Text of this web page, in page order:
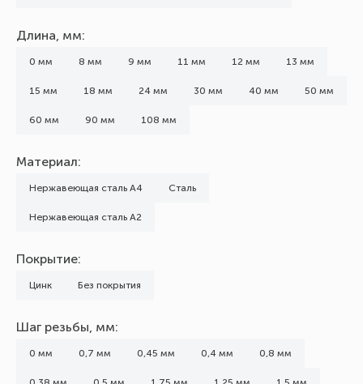
Длина, мм:
0 мм 8 мм 9 мм 11 мм 12 мм 13 мм
15 мм 18 мм 24 мм 30 мм 40 мм 50 мм
60 мм 90 мм 108 мм
Материал:
Нержавеющая сталь А4 Сталь
Нержавеющая сталь А2
Покрытие:
Цинк Без покрытия
Шаг резьбы, мм:
0 мм 0,7 мм 0,45 мм 0,4 мм 0,8 мм